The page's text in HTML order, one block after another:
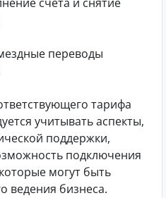
счета и снятие
переводы
тарифа
учитывать аспекты,
поддержки,
подключения
могут быть
ведения бизнеса.